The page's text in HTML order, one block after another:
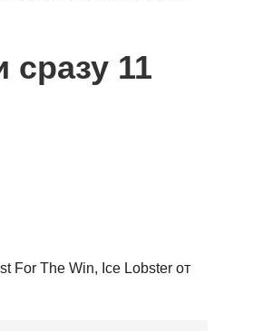
11
For The Win, Ice Lobster от